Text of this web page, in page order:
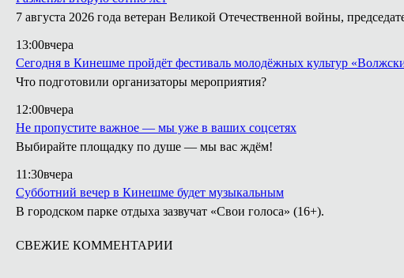
7 августа 2026 года ветеран Великой Отечественной войны,
13:00вчера
Сегодня в Кинешме пройдёт фестиваль молодёжных культур
Что подготовили организаторы мероприятия?
12:00вчера
Не пропустите важное — мы уже в ваших соцсетях
Выбирайте площадку по душе — мы вас ждём!
11:30вчера
Субботний вечер в Кинешме будет музыкальным
В городском парке отдыха зазвучат «Свои голоса» (16+).
СВЕЖИЕ КОММЕНТАРИИ